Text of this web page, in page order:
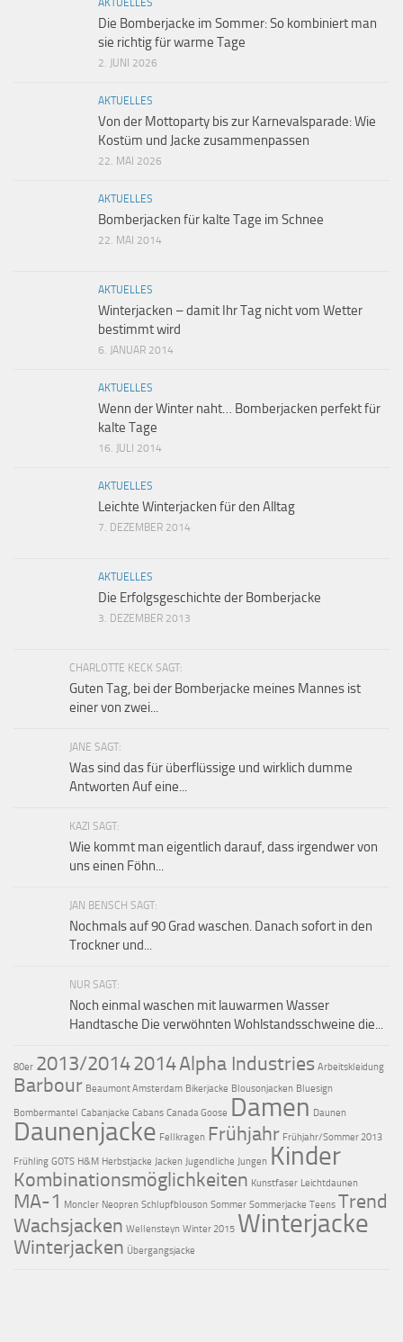
Die Bomberjacke im Sommer: So kombiniert man
sie richtig für warme Tage
2. JUNI 2026
AKTUELLES
Von der Mottoparty bis zur Karnevalsparade: Wie
Kostüm und Jacke zusammenpassen
22. MAI 2026
AKTUELLES
Bomberjacken für kalte Tage im Schnee
22. MAI 2014
AKTUELLES
Winterjacken – damit Ihr Tag nicht vom Wetter
bestimmt wird
6. JANUAR 2014
AKTUELLES
Wenn der Winter naht… Bomberjacken perfekt für
kalte Tage
16. JULI 2014
AKTUELLES
Leichte Winterjacken für den Alltag
7. DEZEMBER 2014
AKTUELLES
Die Erfolgsgeschichte der Bomberjacke
3. DEZEMBER 2013
CHARLOTTE KECK SAGT:
Guten Tag, bei der Bomberjacke meines Mannes ist
einer von zwei...
JANE SAGT:
Was sind das für überflüssige und wirklich dumme
Antworten Auf eine...
KAZI SAGT:
Wie kommt man eigentlich darauf, dass irgendwer von
uns einen Föhn...
JAN BENSCH SAGT:
Nochmals auf 90 Grad waschen. Danach sofort in den
Trockner und...
NUR SAGT:
Noch einmal waschen mit lauwarmen Wasser
Handtasche Die verwöhnten Wohlstandsschweine die...
80er 2013/20142014Alpha Industries Arbeitskleidung
Barbour Beaumont Amsterdam Bikerjacke Blousonjacken Bluesign
Bombermantel Cabanjacke Cabans Canada Goose Damen Daunen
Daunenjacke Fellkragen Frühjahr Frühjahr/Sommer 2013
Frühling GOTS H&M Herbstjacke Jacken Jugendliche Jungen Kinder
Kombinationsmöglichkeiten Kunstfaser Leichtdaunen
MA-1 Moncler Neopren Schlupfblouson Sommer Sommerjacke Teens Trend
Wachsjacken Wellensteyn Winter 2015 Winterjacke
Winterjacken Übergangsjacke